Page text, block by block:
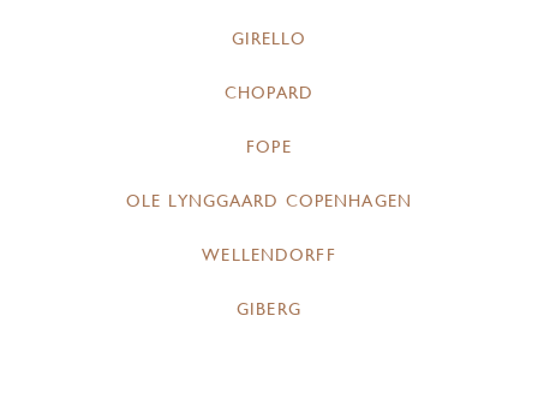
GIRELLO
CHOPARD
FOPE
OLE LYNGGAARD COPENHAGEN
WELLENDORFF
GIBERG